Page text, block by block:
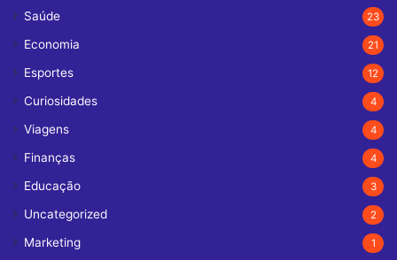
Saúde 23
Economia 21
Esportes 12
Curiosidades 4
Viagens 4
Finanças 4
Educação 3
Uncategorized 2
Marketing 1